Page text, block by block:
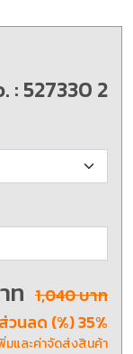
: 527330 2
ท 1,040 บาท
ส่วนลด (%) 35%
มและค่าจัดส่งสินค้า